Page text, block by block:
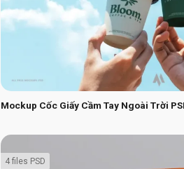
Mockup Cốc Giấy Cầm Tay Ngoài Trời
4 files PSD